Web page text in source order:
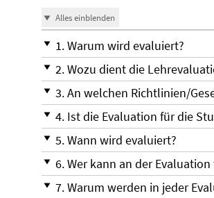
Alles einblenden
1. Warum wird evaluiert?
2. Wozu dient die
3. An welchen Richtlinien/
4. Ist die Evaluation für die
5. Wann wird evaluiert?
6. Wer kann an der
7. Warum werden in jeder